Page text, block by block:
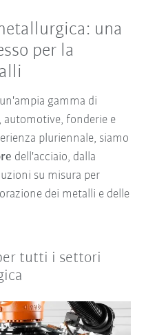
una
per la
gamma di
automotive, fonderie e
pluriennale, siamo
dell'acciaio, dalla
su misura per
dei metalli e delle
tutti i settori